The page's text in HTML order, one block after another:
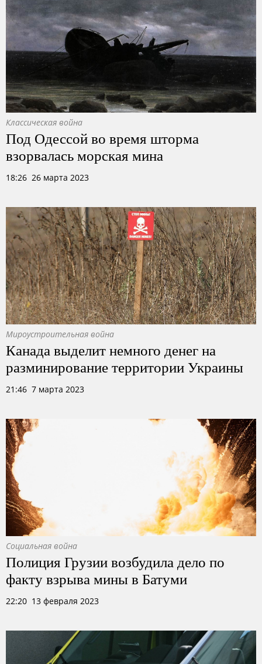
Классическая война
Под Одессой во время шторма
взорвалась морская мина
18:26 26 марта 2023
Мироустроительная война
Канада выделит немного денег на
разминирование территории Украины
21:46 7 марта 2023
Социальная война
Полиция Грузии возбудила дело по
факту взрыва мины в Батуми
22:20 13 февраля 2023